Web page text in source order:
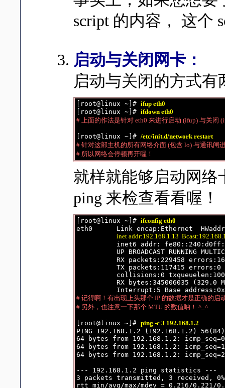
script 的内容， 这个
启动与关闭网卡：
启动与关闭的方式
[root@linux ~]# ifup eth0
[root@linux ~]# ifdown eth0
# 上面的作法是针对 eth0 来进行启动 (ifup) 与关闭
[root@linux ~]# /etc/init.d/network restart
# 针对这部主机的所有网络介面 (包含 lo) 与通讯闸
# 所以网络会停顿再开喔！
就样就能够启动网络
ping 来检查看看喔！
[root@linux ~]# ifconfig eth0
eth0      Link encap:Ethernet  HWaddr
inet addr:192.168.1.13
inet6 addr:
UP BROADCAST RUNNING
RX packets:229458
TX packets:117415
collisions:0
RX bytes:345006035 (329.0
# 记得啊！有出现上头那个 IP 的数据才是正确的启
# 另外，也注意一下那个 MTU 的数值呐！ ^_^
[root@linux ~]# ping -c 3 192.168.1.2
PING 192.168.1.2 (192.168.1.2)
64 bytes from 192.168.1.2:
64 bytes from 192.168.1.2:
64 bytes from 192.168.1.2:
--- 192.168.1.2 ping statistics ---
3 packets transmitted, 3 received,